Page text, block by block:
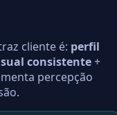
cliente é: perfil
consistente+
percepção